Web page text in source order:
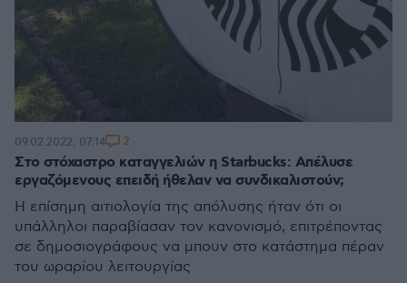
Στο στόχαστρο καταγγελιών η Starbucks: Απέλυσε
εργαζόμενους επειδή ήθελαν να συνδικαλιστούν;
Η επίσημη αιτιολογία της απόλυσης ήταν ότι οι
υπάλληλοι παραβίασαν τον κανονισμό, επιτρέποντας
σε δημοσιογράφους να μπουν στο κατάστημα πέραν
του ωραρίου λειτουργίας
09.02.2022, 07:14 2